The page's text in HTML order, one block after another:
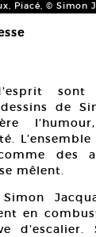
Piacé, © Simon
sont
de
L’ensemble
des
mêlent.
en
d’escalier.